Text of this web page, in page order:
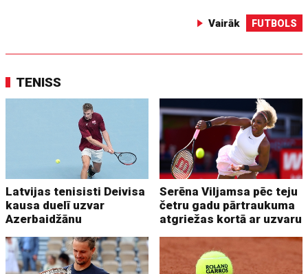
Vairāk FUTBOLS
TENISS
Latvijas tenisisti Deivisa
kausa duelī uzvar
Azerbaidžānu
Serēna Viljamsa pēc teju
četru gadu pārtraukuma
atgriežas kortā ar uzvaru